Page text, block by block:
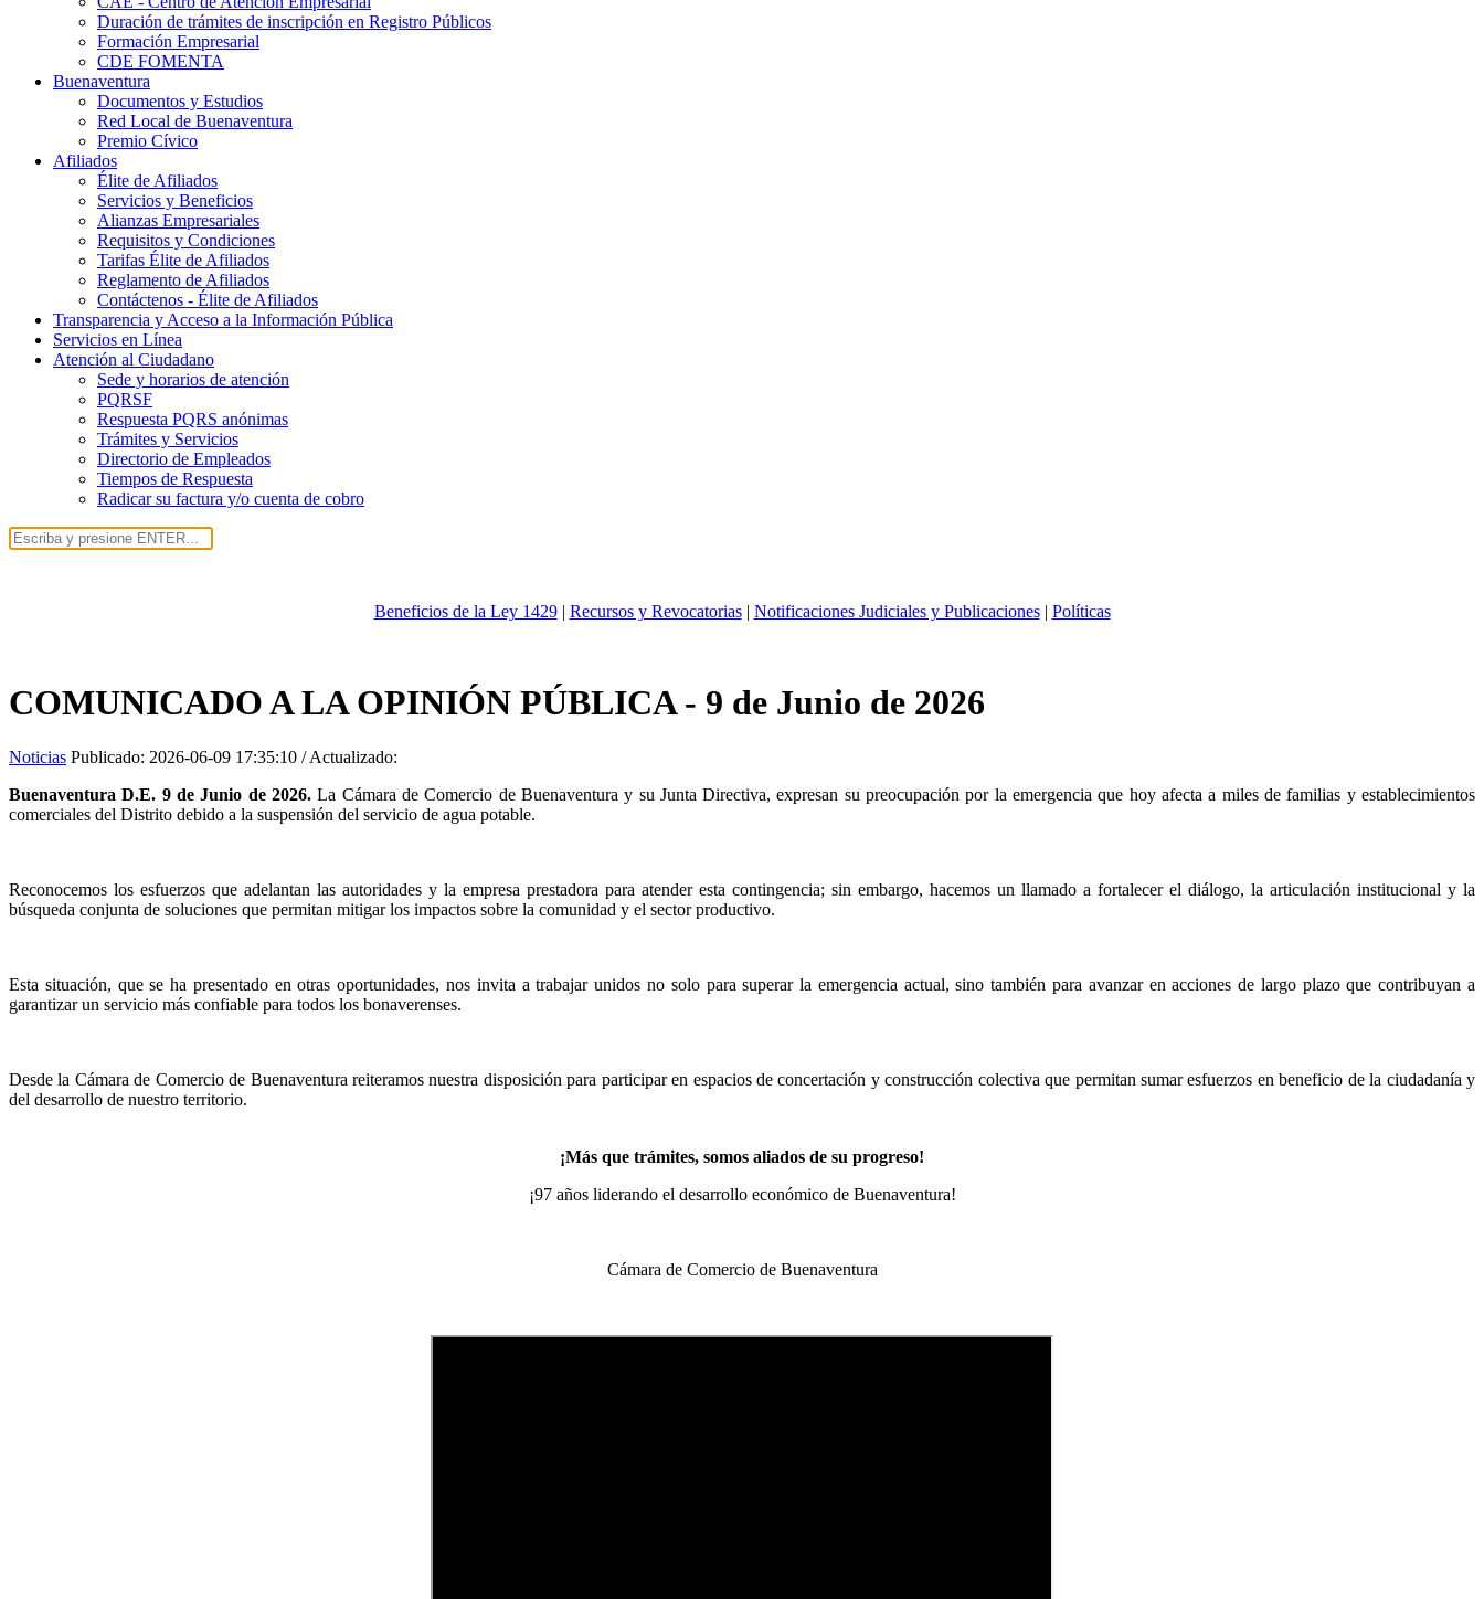
Duración de trámites de inscripción en Registro Públicos
Formación Empresarial
CDE FOMENTA
Buenaventura
Documentos y Estudios
Red Local de Buenaventura
Premio Cívico
Afiliados
Élite de Afiliados
Servicios y Beneficios
Alianzas Empresariales
Requisitos y Condiciones
Tarifas Élite de Afiliados
Reglamento de Afiliados
Contáctenos - Élite de Afiliados
Transparencia y Acceso a la Información Pública
Servicios en Línea
Atención al Ciudadano
Sede y horarios de atención
PQRSF
Respuesta PQRS anónimas
Trámites y Servicios
Directorio de Empleados
Tiempos de Respuesta
Radicar su factura y/o cuenta de cobro
Beneficios de la Ley 1429| Recursos y Revocatorias| Notificaciones Judiciales y Publicaciones| Políticas
COMUNICADO A LA OPINIÓN PÚBLICA - 9 de Junio de 2026
Noticias Publicado: 2026-06-09 17:35:10 / Actualizado:
Buenaventura D.E. 9 de Junio de 2026.La Cámara de Comercio de Buenaventura y su Junta Directiva, expresan su preocupación por la emergencia que hoy afecta a miles de familias y establecimientos
comerciales del Distrito debido a la suspensión del servicio de agua potable.
Reconocemos los esfuerzos que adelantan las autoridades y la empresa prestadora para atender esta contingencia; sin embargo, hacemos un llamado a fortalecer el diálogo, la articulación institucional y la
búsqueda conjunta de soluciones que permitan mitigar los impactos sobre la comunidad y el sector productivo.
Esta situación, que se ha presentado en otras oportunidades, nos invita a trabajar unidos no solo para superar la emergencia actual, sino también para avanzar en acciones de largo plazo que contribuyan a
garantizar un servicio más confiable para todos los bonaverenses.
Desde la Cámara de Comercio de Buenaventura reiteramos nuestra disposición para participar en espacios de concertación y construcción colectiva que permitan sumar esfuerzos en beneficio de la ciudadanía y
del desarrollo de nuestro territorio.
¡Más que trámites, somos aliados de su progreso!
¡97 años liderando el desarrollo económico de Buenaventura!
Cámara de Comercio de Buenaventura